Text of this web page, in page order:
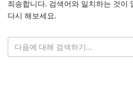
죄송합니다. 검색어와 일치하는 것이
다시 해보세요.